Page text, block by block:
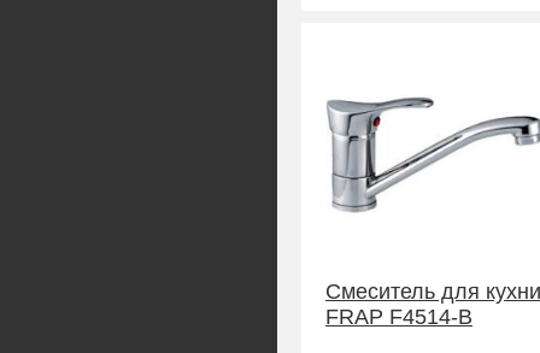
Смеситель для кухни
FRAP F4514-B